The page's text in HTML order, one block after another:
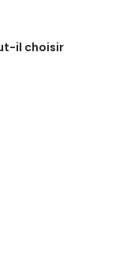
il choisir